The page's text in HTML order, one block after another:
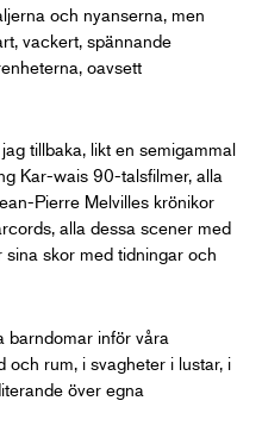
och nyanserna, men
vackert, spännande
oavsett
tillbaka, likt en semigammal
Kar-wais 90-talsfilmer, alla
Pierre Melvilles krönikor
alla dessa scener med
skor med tidningar och
barndomar inför våra
och rum, i svagheter i lustar, i
över egna